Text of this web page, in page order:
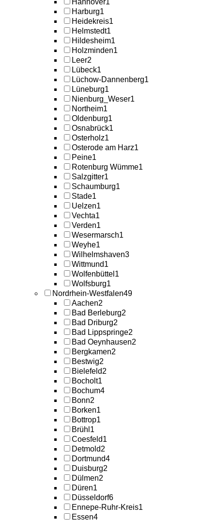
Hannover1
Harburg1
Heidekreis1
Helmstedt1
Hildesheim1
Holzminden1
Leer2
Lübeck1
Lüchow-Dannenberg1
Lüneburg1
Nienburg_Weser1
Northeim1
Oldenburg1
Osnabrück1
Osterholz1
Osterode am Harz1
Peine1
Rotenburg Wümme1
Salzgitter1
Schaumburg1
Stade1
Uelzen1
Vechta1
Verden1
Wesermarsch1
Weyhe1
Wilhelmshaven3
Wittmund1
Wolfenbüttel 1
Wolfsburg1
Nordrhein-Westfalen49
Aachen2
Bad Berleburg2
Bad Driburg2
Bad Lippspringe2
Bad Oeynhausen2
Bergkamen2
Bestwig2
Bielefeld2
Bocholt1
Bochum4
Bonn2
Borken1
Bottrop1
Brühl 1
Coesfeld1
Detmold2
Dortmund4
Duisburg2
Dülmen2
Düren1
Düsseldorf6
Ennepe-Ruhr-Kreis1
Essen4